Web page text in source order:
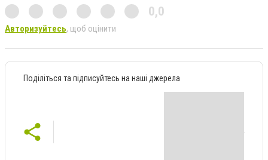
0,0
Авторизуйтесь, щоб оцінити
Поділіться та підписуйтесь на наші джерела